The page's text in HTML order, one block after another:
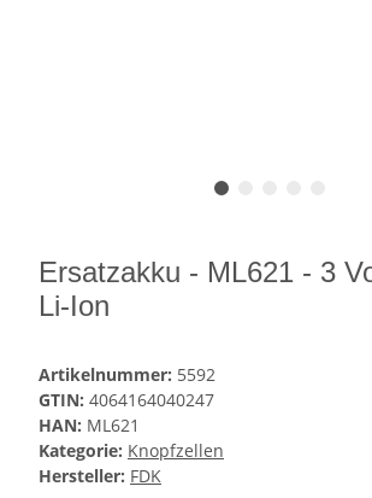
Ersatzakku - ML621 - 3
Li-Ion
Artikelnummer: 5592
GTIN: 4064164040247
HAN: ML621
Kategorie: Knopfzellen
Hersteller: FDK